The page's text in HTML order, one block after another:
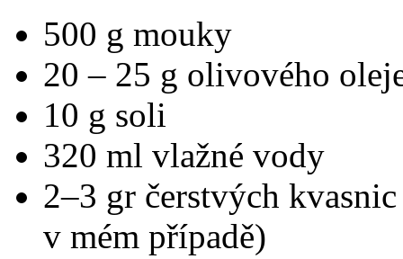
500 g mouky
20 – 25 g olivového
10 g soli
320 ml vlažné vody
2–3 gr čerstvých
v mém případě)